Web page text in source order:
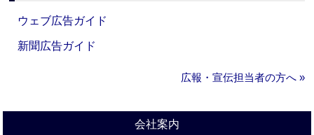
ウェブ広告ガイド
新聞広告ガイド
広報・宣伝担当者の方へ »
会社案内